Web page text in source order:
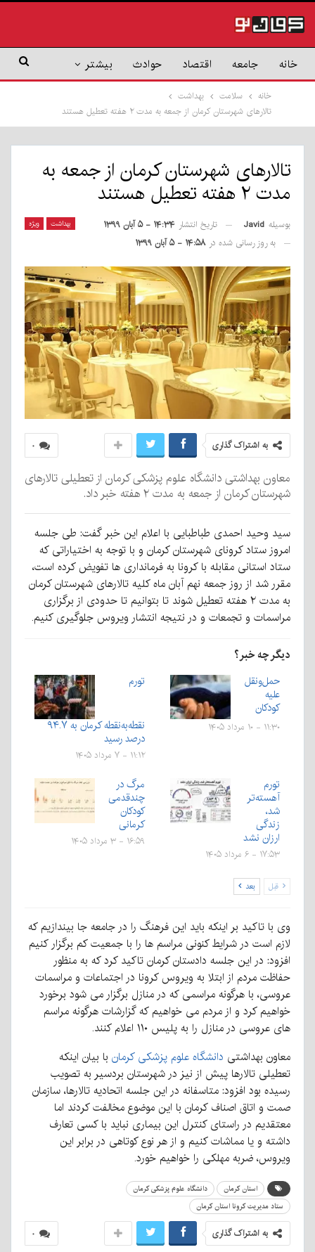
خانه جامعه اقتصاد حوادث بیشتر
خانه سلامت
بهداشت
تالارهای شهرستان کرمان از جمعه به مدت ۲ هفته تعطیل هستند
تالارهای شهرستان کرمان از جمعه به
مدت ۲ هفته تعطیل هستند
بهداشت ویژه بوسیله Javid تاریخ انتشار ۱۴:۳۴ - ۵ آبان ۱۳۹۹
به روز رسانی شده در ۱۴:۵۸ - ۵ آبان ۱۳۹۹
۰ به اشتراک گذاری
معاون بهداشتی دانشگاه علوم پزشکی کرمان از تعطیلی تالارهای
شهرستان کرمان از جمعه به مدت ۲ هفته خبر داد.
سید وحید احمدی طباطبایی با اعلام این خبر گفت: طی جلسه
امروز ستاد کرونای شهرستان کرمان و با توجه به اختیاراتی که
ستاد استانی مقابله با کرونا به فرمانداری ها تفویض کرده است،
مقرر شد از روز جمعه نهم آبان ماه کلیه تالارهای شهرستان کرمان
به مدت ۲ هفته تعطیل شوند تا بتوانیم تا حدودی از برگزاری
مراسمات و تجمعات و در نتیجه انتشار ویروس جلوگیری کنیم.
دیگر چه خبر؟
حمل‌ونقل
علیه
کودکان
۱۱:۳۰ - ۱۰ مرداد ۱۴۰۵
تورم
نقطه‌به‌نقطه کرمان به ۹۴.۷
درصد رسید
۱۱:۱۲ - ۷ مرداد ۱۴۰۵
تورم
آهسته‌تر
شد،
زندگی
ارزان نشد
۱۷:۵۳ - ۶ مرداد ۱۴۰۵
مرگ در
چندقدمی
کودکان
کرمانی
۱۶:۵۹ - ۳ مرداد ۱۴۰۵
قبل بعد
وی با تاکید بر اینکه باید این فرهنگ را در جامعه جا بیندازیم که
لازم است در شرایط کنونی مراسم ها را با جمعیت کم برگزار کنیم
افزود: در این جلسه دادستان کرمان تاکید کرد که به منظور
حفاظت مردم از ابتلا به ویروس کرونا در اجتماعات و مراسمات
عروسی، با هرگونه مراسمی که در منازل برگزار می شود برخورد
خواهیم کرد و از مردم می خواهیم که گزارشات هرگونه مراسم
های عروسی در منازل را به پلیس ۱۱۰ اعلام کنند.
معاون بهداشتی دانشگاه علوم پزشکی کرمان با بیان اینکه
تعطیلی تالارها پیش از نیز در شهرستان بردسیر به تصویب
رسیده بود افزود: متاسفانه در این جلسه اتحادیه تالارها، سازمان
صمت و اتاق اصناف کرمان با این موضوع مخالفت کردند اما
معتقدیم در راستای کنترل این بیماری نباید با کسی تعارف
داشته و یا مماشات کنیم و از هر نوع کوتاهی در برابر این
ویروس، ضربه مهلکی را خواهیم خورد.
استان کرمان
دانشگاه علوم پزشکی کرمان
ستاد مدیریت کرونا استان کرمان
۰ به اشتراک گذاری